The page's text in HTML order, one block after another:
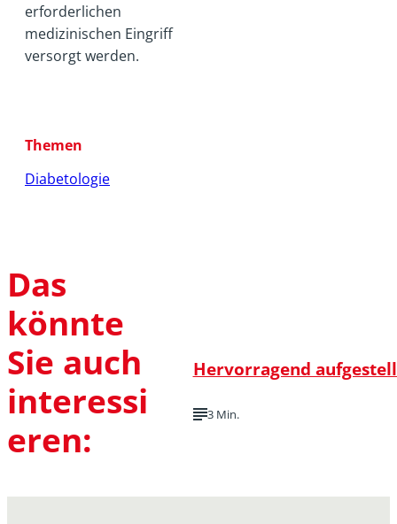
erforderlichen
medizinischen Eingriff
versorgt werden.
Themen
Diabetologie
Das
könnte
Sie auch
interessi
eren:
Hervorragend
3 Min.